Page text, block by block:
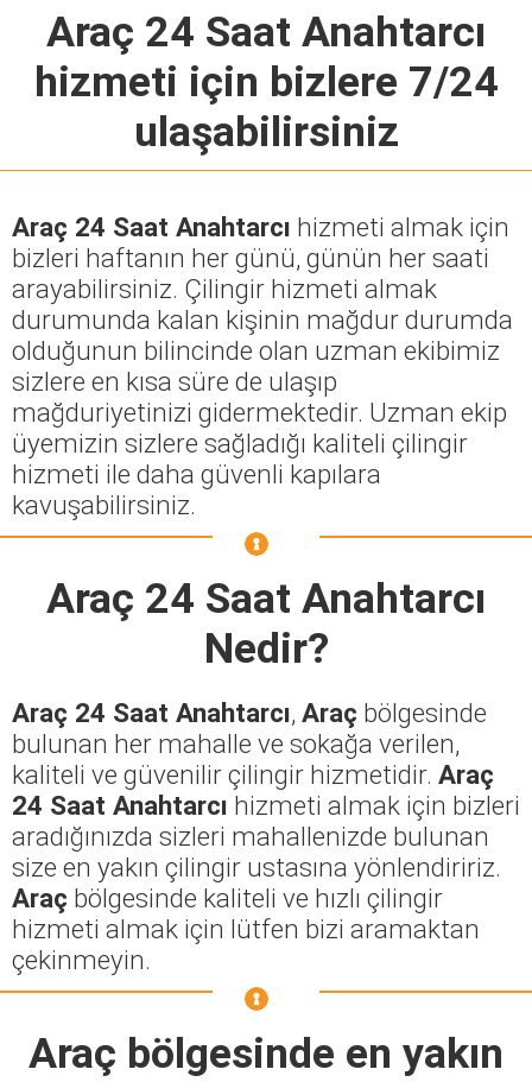
Araç 24 Saat Anahtarcı
hizmeti için bizlere 7/24
ulaşabilirsiniz
Araç 24 Saat Anahtarcı hizmeti almak için
bizleri haftanın her günü, günün her saati
arayabilirsiniz. Çilingir hizmeti almak
durumunda kalan kişinin mağdur durumda
olduğunun bilincinde olan uzman ekibimiz
sizlere en kısa süre de ulaşıp
mağduriyetinizi gidermektedir. Uzman ekip
üyemizin sizlere sağladığı kaliteli çilingir
hizmeti ile daha güvenli kapılara
kavuşabilirsiniz.
Araç 24 Saat Anahtarcı
Nedir?
Araç 24 Saat Anahtarcı, Araç bölgesinde
bulunan her mahalle ve sokağa verilen,
kaliteli ve güvenilir çilingir hizmetidir. Araç
24 Saat Anahtarcı hizmeti almak için bizleri
aradığınızda sizleri mahallenizde bulunan
size en yakın çilingir ustasına yönlendiririz.
Araç bölgesinde kaliteli ve hızlı çilingir
hizmeti almak için lütfen bizi aramaktan
çekinmeyin.
Araç bölgesinde en yakın